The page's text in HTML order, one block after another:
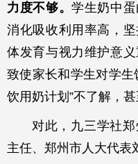
力度不够。学生奶中
消化吸收利用率高，
体发育与视力维护意
致使家长和学生对学生
饮用奶计划”不了解，
对此，九三学社
主任、郑州市人大代表